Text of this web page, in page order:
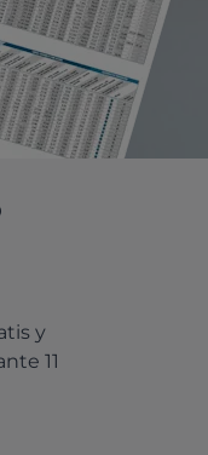
y
11